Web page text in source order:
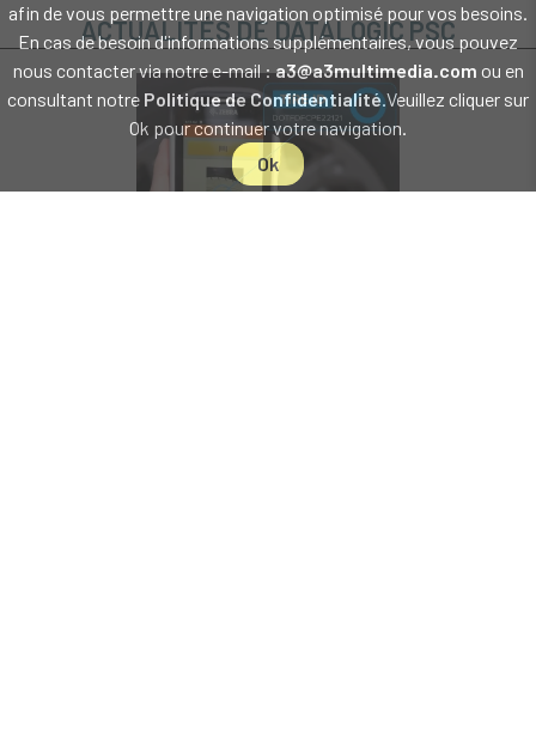
afin de vous permettre une navigation optimisé pour vos besoins.
En cas de besoin d'informations supplémentaires, vous pouvez
nous contacter via notre e-mail :a3@a3multimedia.com ou en
consultant notre Politique de Confidentialité.Veuillez cliquer sur
Ok pour continuer votre navigation.
Ok
ACTUALITÉS DE DATALOGIC PSC